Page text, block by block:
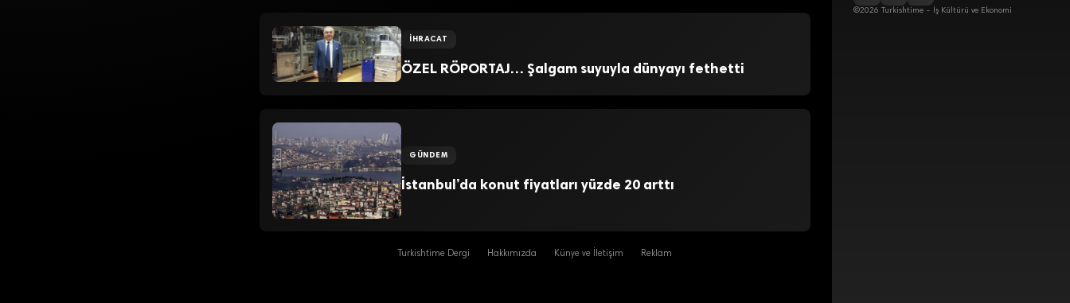
İHRACAT
ÖZEL RÖPORTAJ… Şalgam suyuyla dünyayı fethetti
GÜNDEM
İstanbul’da konut fiyatları yüzde 20 arttı
Turkishtime Dergi Hakkımızda Künye ve İletişim Reklam
©2026 Turkishtime – İş Kültürü ve Ekonomi